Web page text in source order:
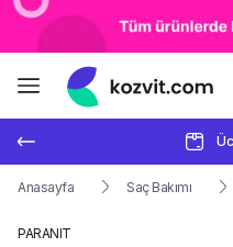
Anasayfa Saç Bakımı
PARANIT